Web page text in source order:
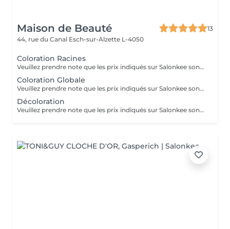
Maison de Beauté
13
44, rue du Canal Esch-sur-Alzette L-4050
Coloration Racines
Veuillez prendre note que les prix indiqués sur Salonkee sont communiqués à titre informatif et s'entendent de base. Ces derniers sont susceptibles de varier selon le diagnostic réalisé à votre arrivée au salon et l'expertise du professionnel à qui vous confiez votre beauté. Dans tous les cas, un devis précis vous sera proposé et toutes réalisations de prestations seront effectuées avec votre accord. Un grand merci d'avance pour votre compréhension. Au plaisir de vous recevoir très vite.
Coloration Globale
Veuillez prendre note que les prix indiqués sur Salonkee sont communiqués à titre informatif et s'entendent de base. Ces derniers sont susceptibles de varier selon le diagnostic réalisé à votre arrivée au salon et l'expertise du professionnel à qui vous confiez votre beauté. Dans tous les cas, un devis précis vous sera proposé et toutes réalisations de prestations seront effectuées avec votre accord. Un grand merci d'avance pour votre compréhension. Au plaisir de vous recevoir très vite.
Décoloration
Veuillez prendre note que les prix indiqués sur Salonkee sont communiqués à titre informatif et s'entendent de base. Ces derniers sont susceptibles de varier selon le diagnostic réalisé à votre arrivée au salon et l'expertise du professionnel à qui vous confiez votre beauté. Dans tous les cas, un devis précis vous sera proposé et toutes réalisations de prestations seront effectuées avec votre accord. Un grand merci d'avance pour votre compréhension. Au plaisir de vous recevoir très vite.